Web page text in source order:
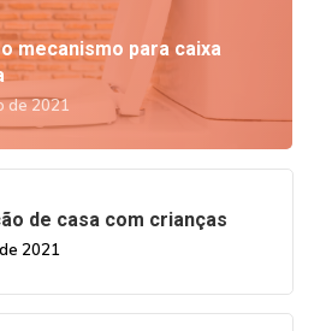
mecanismo para caixa
de 2021
de casa com crianças
2021